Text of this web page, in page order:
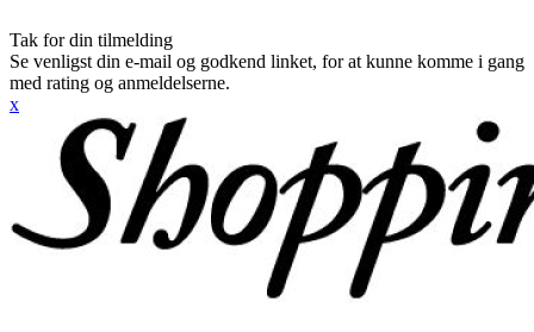
Tak for din tilmelding
Se venligst din e-mail og godkend linket, for at kunne komme i gang
med rating og anmeldelserne.
x